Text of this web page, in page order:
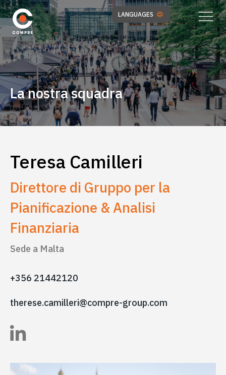
LANGUAGES
La nostra squadra
Teresa Camilleri
Direttore di Gruppo per la
Pianificazione & Analisi
Finanziaria
Sede a Malta
+356 21442120
therese.camilleri@compre-group.com